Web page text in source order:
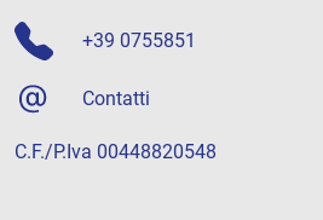
+39 0755851
Contatti
C.F./P.Iva 00448820548